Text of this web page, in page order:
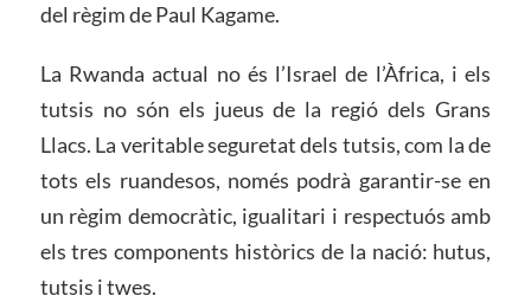
del règim de Paul Kagame.
La Rwanda actual no és l’Israel de l’Àfrica, i els
tutsis no són els jueus de la regió dels Grans
Llacs. La veritable seguretat dels tutsis, com la de
tots els ruandesos, només podrà garantir-se en
un règim democràtic, igualitari i respectuós amb
els tres components històrics de la nació: hutus,
tutsis i twes.